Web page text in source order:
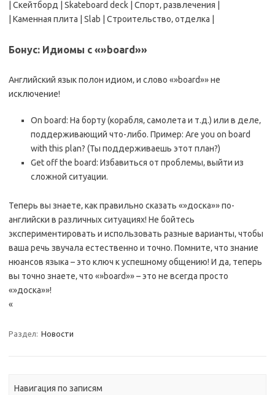
| Скейтборд | Skateboard deck | Спорт‚ развлечения |
| Каменная плита | Slab | Строительство‚ отделка |
Бонус: Идиомы с «»board»»
Английский язык полон идиом‚ и слово «»board»» не
исключение!
On board: На борту (корабля‚ самолета и т.д.) или в деле‚
поддерживающий что-либо. Пример: Are you on board
with this plan? (Ты поддерживаешь этот план?)
Get off the board: Избавиться от проблемы‚ выйти из
сложной ситуации.
Теперь вы знаете‚ как правильно сказать «»доска»» по-
английски в различных ситуациях! Не бойтесь
экспериментировать и использовать разные варианты‚ чтобы
ваша речь звучала естественно и точно. Помните‚ что знание
нюансов языка – это ключ к успешному общению! И да‚ теперь
вы точно знаете‚ что «»board»» – это не всегда просто
«»доска»»!
«
Раздел: Новости
Навигация по записям